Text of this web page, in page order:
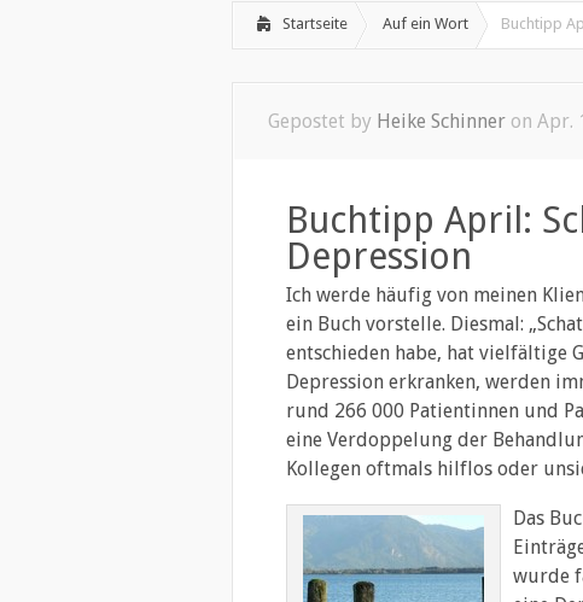
Startseite Auf ein Wort Buchtipp
Gepostet by Heike Schinner on Apr.
Buchtipp April:
Depression
Ich werde häufig von meinen
ein Buch vorstelle. Diesmal:
entschieden habe, hat vielfältige
Depression erkranken, werden
rund 266 000 Patientinnen und
eine Verdoppelung der
Kollegen oftmals hilflos oder
Das
wurde